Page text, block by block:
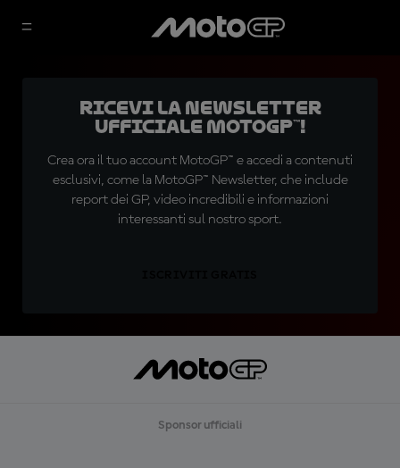
Ricevi la newsletter
ufficiale MotoGP™!
Crea ora il tuo account MotoGP™ e accedi a contenuti
esclusivi, come la MotoGP™ Newsletter, che include
report dei GP, video incredibili e informazioni
interessanti sul nostro sport.
Sponsor ufficiali